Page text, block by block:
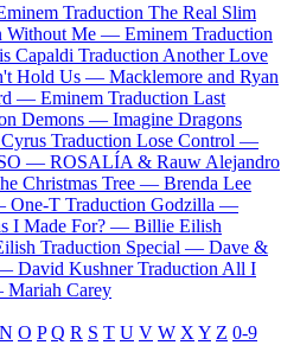
Traduction The Real Slim
Without Me — Eminem Traduction
Capaldi Traduction Another Love
Hold Us — Macklemore and Ryan
— Eminem Traduction Last
Demons — Imagine Dragons
Traduction Lose Control —
— ROSALÍA & Rauw Alejandro
Christmas Tree — Brenda Lee
One-T Traduction Godzilla —
I Made For? — Billie Eilish
Traduction Special — Dave &
David Kushner Traduction All I
Mariah Carey
N O P Q R S T U V W X Y Z 0-9